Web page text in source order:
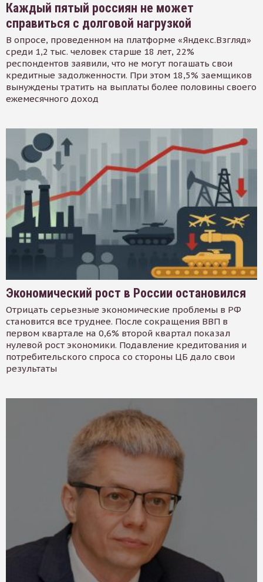
Каждый пятый россиян не может
справиться с долговой нагрузкой
В опросе, проведенном на платформе «Яндекс.Взгляд»
среди 1,2 тыс. человек старше 18 лет, 22%
респондентов заявили, что не могут погашать свои
кредитные задолженности. При этом 18,5% заемщиков
вынуждены тратить на выплаты более половины своего
ежемесячного доход
Экономический рост в России остановился
Отрицать серьезные экономические проблемы в РФ
становится все труднее. После сокращения ВВП в
первом квартале на 0,6% второй квартал показал
нулевой рост экономики. Подавление кредитования и
потребительского спроса со стороны ЦБ дало свои
результаты